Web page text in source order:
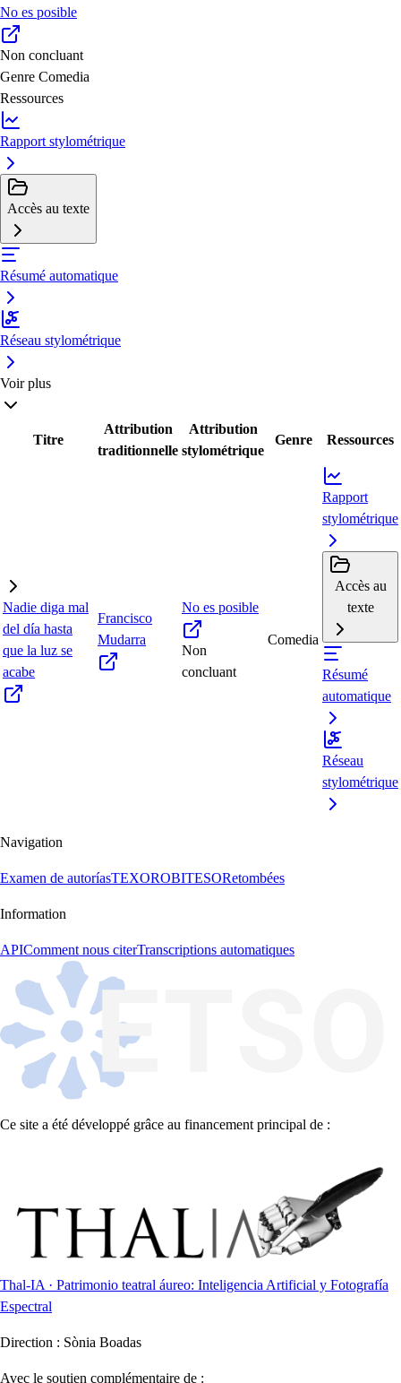
No es posible
Non concluant
Genre Comedia
Ressources
Rapport stylométrique
Accès au texte
Résumé automatique
Réseau stylométrique
Voir plus
Titre
Attribution
traditionnelle
Attribution
stylométrique
Genre Ressources
Nadie diga mal
del día hasta
que la luz se
acabe
Francisco
Mudarra
No es posible
Non
concluant
Comedia
Rapport
stylométrique
Accès au
texte
Résumé
automatique
Réseau
stylométrique
Navigation
Examen de autoríasTEXOROBITESORetombées
Information
APIComment nous citerTranscriptions automatiques
Ce site a été développé grâce au financement principal de :
Thal-IA · Patrimonio teatral áureo: Inteligencia Artificial y Fotografía
Espectral
Direction : Sònia Boadas
Avec le soutien complémentaire de :